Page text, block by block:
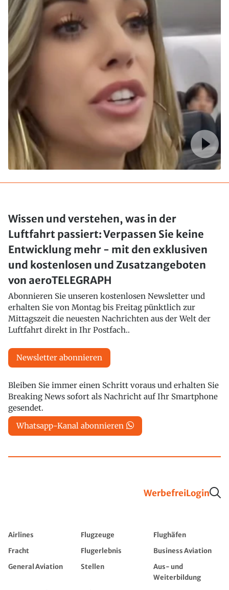
Wissen und verstehen, was in der
Luftfahrt passiert: Verpassen Sie keine
Entwicklung mehr - mit den exklusiven
und kostenlosen und Zusatzangeboten
von aeroTELEGRAPH
Abonnieren Sie unseren kostenlosen Newsletter und
erhalten Sie von Montag bis Freitag pünktlich zur
Mittagszeit die neuesten Nachrichten aus der Welt der
Luftfahrt direkt in Ihr Postfach..
Newsletter abonnieren
Bleiben Sie immer einen Schritt voraus und erhalten Sie
Breaking News sofort als Nachricht auf Ihr Smartphone
gesendet.
Whatsapp-Kanal abonnieren
WerbefreiLogin
Airlines Flugzeuge
Flughäfen
Fracht
Flugerlebnis
Business Aviation
General Aviation
Stellen
Aus- und
Weiterbildung